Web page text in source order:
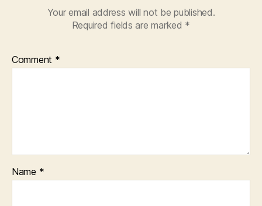
Your email address will not be published.
Required fields are marked *
Comment *
Name *